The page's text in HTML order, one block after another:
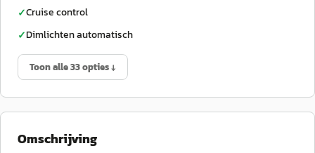
✓Cruise control
✓Dimlichten automatisch
Toon alle 33 opties ↓
Omschrijving